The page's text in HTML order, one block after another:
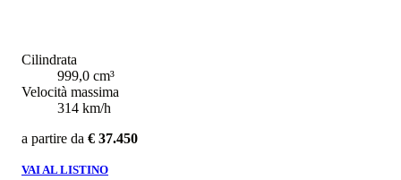
Cilindrata
999,0 cm³
Velocità massima
314 km/h
a partire da € 37.450
VAI AL LISTINO